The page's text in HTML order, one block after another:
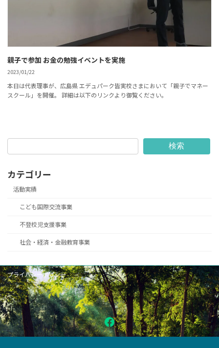
親子で参加 お金の勉強イベントを実施
2023/01/22
本日は代表理事が、広島県 エデュパーク皆実校さまにおいて「親子でマネー
スクール」を開催。 詳細は以下のリンクより御覧ください。
検索
カテゴリー
活動実績
こども国際交流事業
不登校児支援事業
社会・経済・金融教育事業
プライバシーポリシー
Facebook